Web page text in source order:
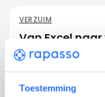
Toestemming
VERZUIM
Van Excel
Efficiënter
NIEUWS